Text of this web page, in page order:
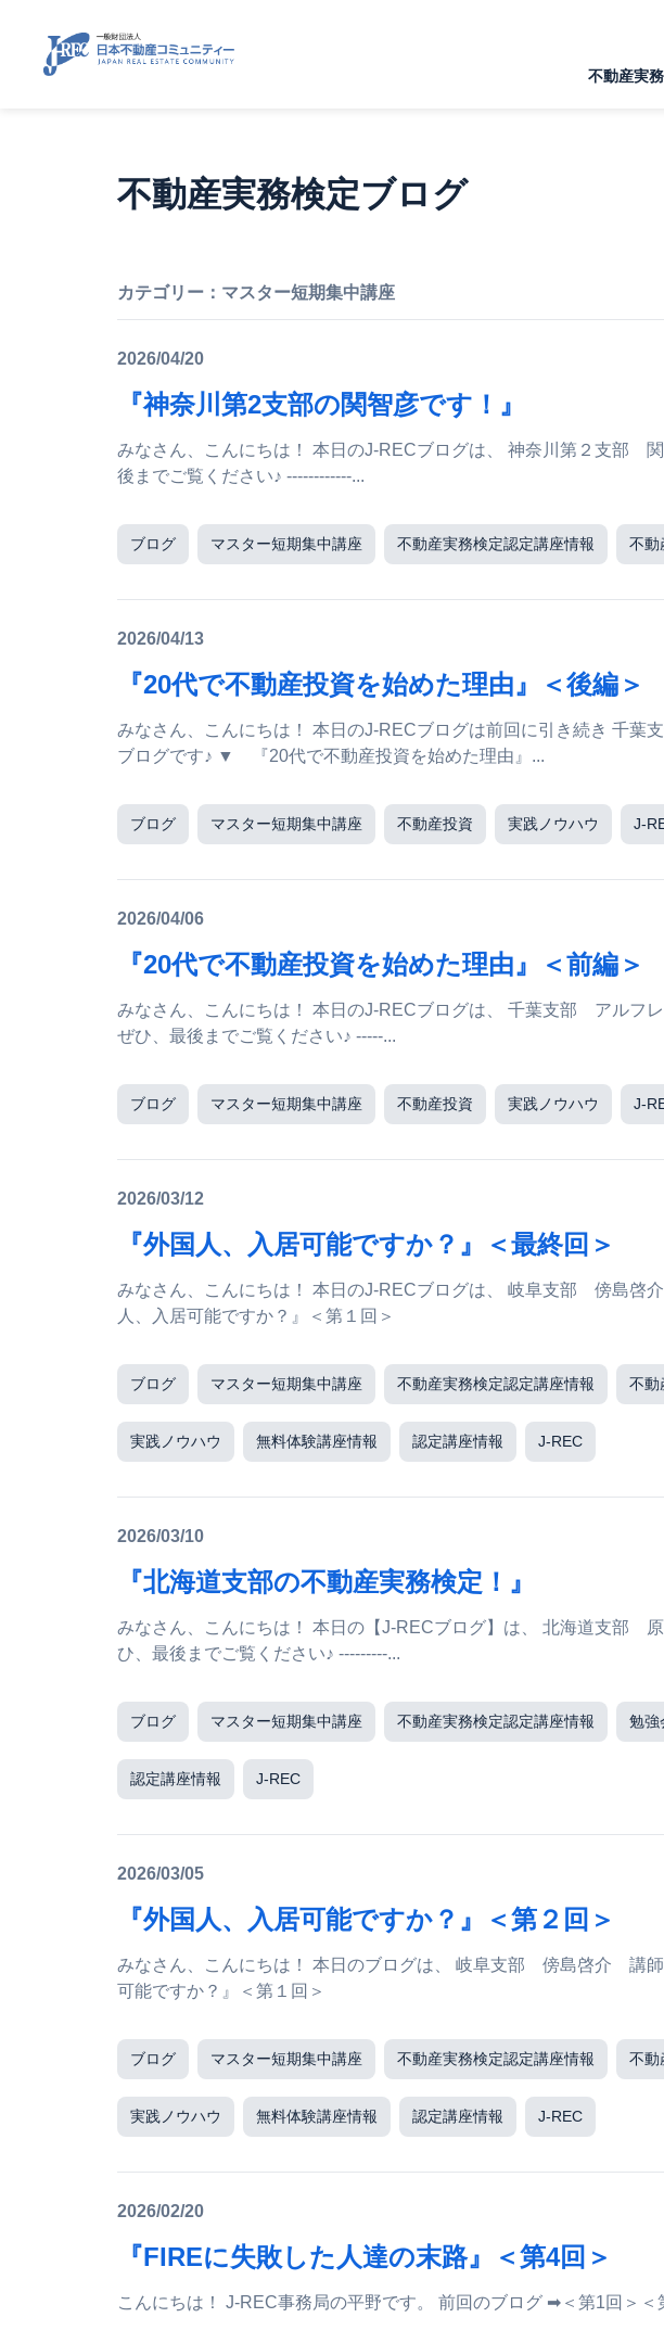
不動産実
不動産実務検定ブログ
カテゴリー： マスター短期集中講座
2026/04/20
『神奈川第2支部の関智彦です！』
みなさん、こんにちは！ 本日のJ-RECブログは、 神奈川第２支部 関 智彦 講師ブログです♪ ぜひ、最
後までご覧ください♪ ------------...
ブログ マスター短期集中講座 不動産実務検定認定講座情報 不動
2026/04/13
『20代で不動産投資を始めた理由』＜後編＞
みなさん、こんにちは！ 本日のJ-RECブログは前回に引き続き 千葉支部 アルフレッド・リュウ 講師
ブログです♪ ▼ 『20代で不動産投資を始めた理由』...
ブログ マスター短期集中講座 不動産投資 実践ノウハウ J-
2026/04/06
『20代で不動産投資を始めた理由』＜前編＞
みなさん、こんにちは！ 本日のJ-RECブログは、 千葉支部 アルフレッド・リュウ 講師ブログです♪
ぜひ、最後までご覧ください♪ -----...
ブログ マスター短期集中講座 不動産投資 実践ノウハウ J-
2026/03/12
『外国人、入居可能ですか？』＜最終回＞
みなさん、こんにちは！ 本日のJ-RECブログは、 岐阜支部 傍島啓介 講師ブログです♪ ▼ 『外国
人、入居可能ですか？』＜第１回＞
ブログ マスター短期集中講座 不動産実務検定認定講座情報 不動
実践ノウハウ 無料体験講座情報 認定講座情報 J-REC
2026/03/10
『北海道支部の不動産実務検定！』
みなさん、こんにちは！ 本日の【J-RECブログ】は、 北海道支部 原田哲也 支部長ブログです♪ ぜ
ひ、最後までご覧ください♪ ---------...
ブログ マスター短期集中講座 不動産実務検定認定講座情報 勉強
認定講座情報 J-REC
2026/03/05
『外国人、入居可能ですか？』＜第２回＞
みなさん、こんにちは！ 本日のブログは、 岐阜支部 傍島啓介 講師ブログです♪ ▼ 『外国人、入居
可能ですか？』＜第１回＞
ブログ マスター短期集中講座 不動産実務検定認定講座情報 不動
実践ノウハウ 無料体験講座情報 認定講座情報 J-REC
2026/02/20
『FIREに失敗した人達の末路』＜第4回＞